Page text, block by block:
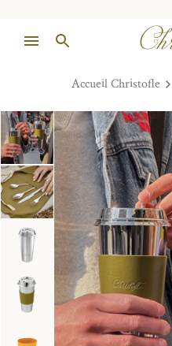
Accueil Christofle